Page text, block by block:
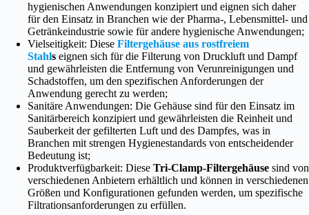
hygienischen Anwendungen konzipiert und eignen sich daher
für den Einsatz in Branchen wie der Pharma-, Lebensmittel- und
Getränkeindustrie sowie für andere hygienische Anwendungen;
Vielseitigkeit: Diese Filtergehäuse aus rostfreiem
Stahls eignen sich für die Filterung von Druckluft und Dampf
und gewährleisten die Entfernung von Verunreinigungen und
Schadstoffen, um den spezifischen Anforderungen der
Anwendung gerecht zu werden;
Sanitäre Anwendungen: Die Gehäuse sind für den Einsatz im
Sanitärbereich konzipiert und gewährleisten die Reinheit und
Sauberkeit der gefilterten Luft und des Dampfes, was in
Branchen mit strengen Hygienestandards von entscheidender
Bedeutung ist;
Produktverfügbarkeit: Diese Tri-Clamp-Filtergehäuse sind von
verschiedenen Anbietern erhältlich und können in verschiedenen
Größen und Konfigurationen gefunden werden, um spezifische
Filtrationsanforderungen zu erfüllen.